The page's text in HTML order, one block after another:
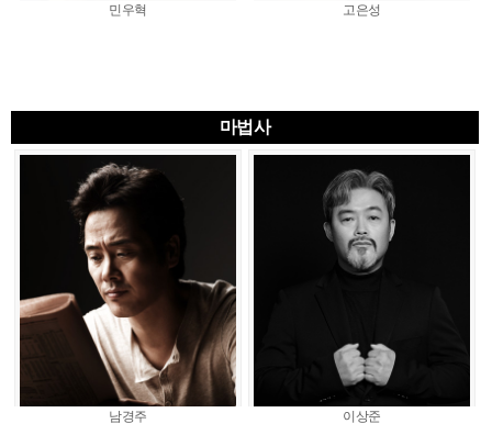
민우혁 고은성
마법사
남경주 이상준